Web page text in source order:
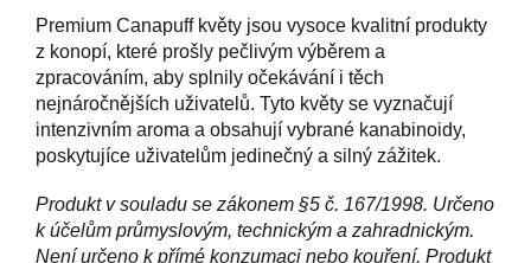
Premium Canapuff květy jsou vysoce kvalitní produkty
z konopí, které prošly pečlivým výběrem a
zpracováním, aby splnily očekávání i těch
nejnáročnějších uživatelů. Tyto květy se vyznačují
intenzivním aroma a obsahují vybrané kanabinoidy,
poskytujíce uživatelům jedinečný a silný zážitek.
Produkt v souladu se zákonem §5 č. 167/1998. Určeno
k účelům průmyslovým, technickým a zahradnickým.
Není určeno k přímé konzumaci nebo kouření. Produkt